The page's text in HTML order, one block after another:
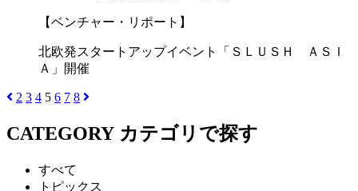
【ベンチャー・リポート】
北欧発スタートアップイベント「ＳＬＵＳＨ ＡＳＩ
Ａ」開催
2 3 4 5 6 7 8
CATEGORY カテゴリで探す
すべて
トピックス